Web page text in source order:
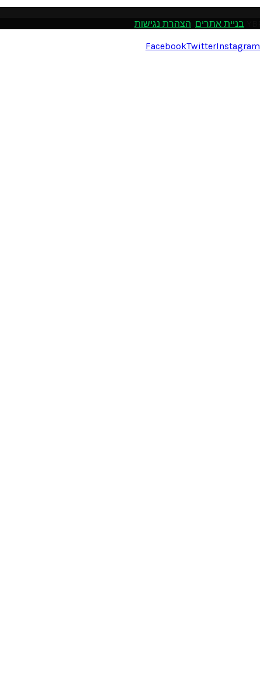
בניית אתרים הצהרת נגישות
FacebookTwitterInstagram